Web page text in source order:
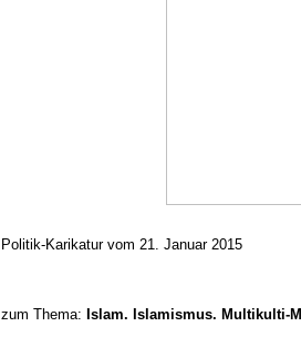
Politik-Karikatur vom 21. Januar 2015
zum Thema: Islam. Islamismus. Multikulti-